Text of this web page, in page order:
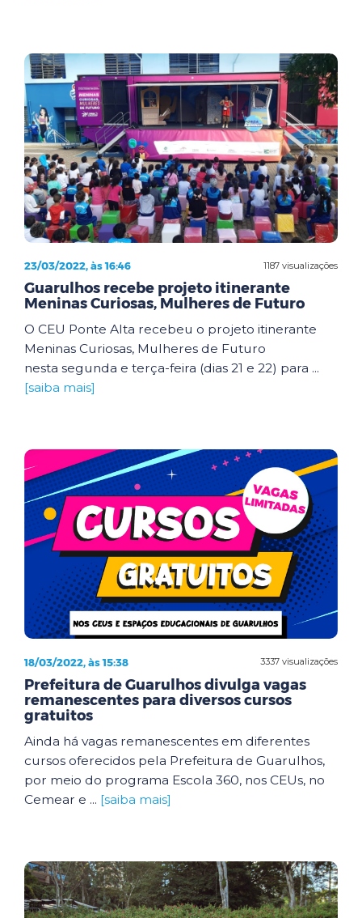
1187 visualizações
23/03/2022, às 16:46
Guarulhos recebe projeto itinerante
Meninas Curiosas, Mulheres de Futuro
O CEU Ponte Alta recebeu o projeto itinerante
Meninas Curiosas, Mulheres de Futuro
nesta segunda e terça-feira (dias 21 e 22) para ...
[saiba mais]
3337 visualizações
18/03/2022, às 15:38
Prefeitura de Guarulhos divulga vagas
remanescentes para diversos cursos
gratuitos
Ainda há vagas remanescentes em diferentes
cursos oferecidos pela Prefeitura de Guarulhos,
por meio do programa Escola 360, nos CEUs, no
Cemear e ... [saiba mais]